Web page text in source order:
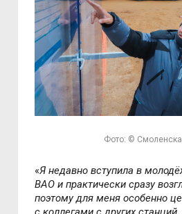
Фото: ©
«Я недавно вступила в
ВАО и практически сразу
поэтому для меня особенно